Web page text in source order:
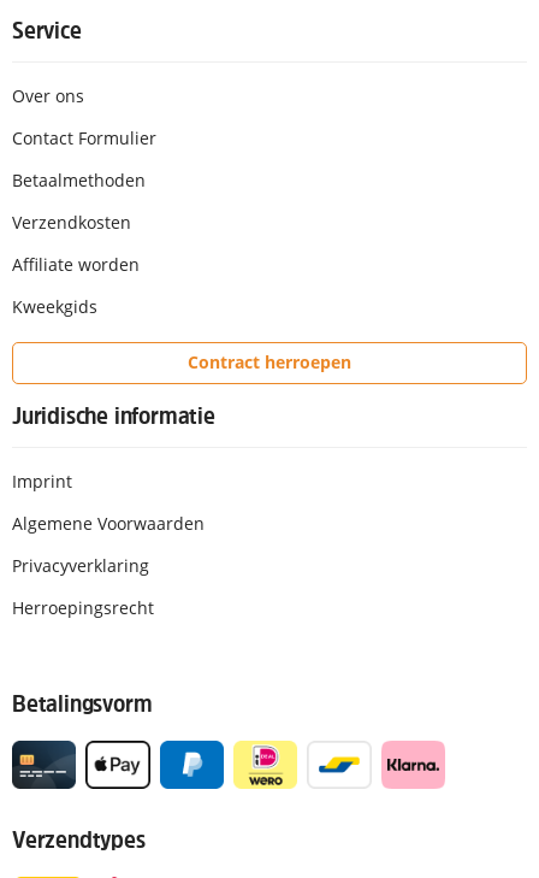
Service
Over ons
Contact Formulier
Betaalmethoden
Verzendkosten
Affiliate worden
Kweekgids
Contract herroepen
Juridische informatie
Imprint
Algemene Voorwaarden
Privacyverklaring
Herroepingsrecht
Betalingsvorm
Verzendtypes